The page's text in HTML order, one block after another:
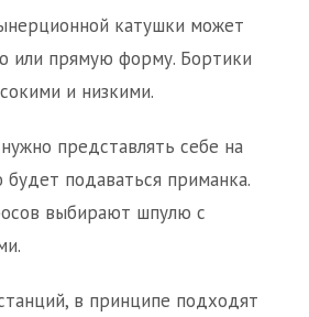
катушки может
или прямую форму. Бортики
и низкими.
представлять себе на
подаваться приманка.
выбирают шпулю с
в принципе подходят